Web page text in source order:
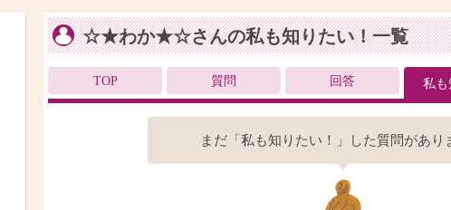
☆★わか★☆さんの私も知りたい！一覧
TOP 質問 回答 私も
まだ「私も知りたい！」した質問があり